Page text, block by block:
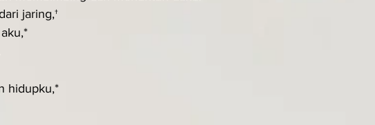
jaring,†
hidupku,*